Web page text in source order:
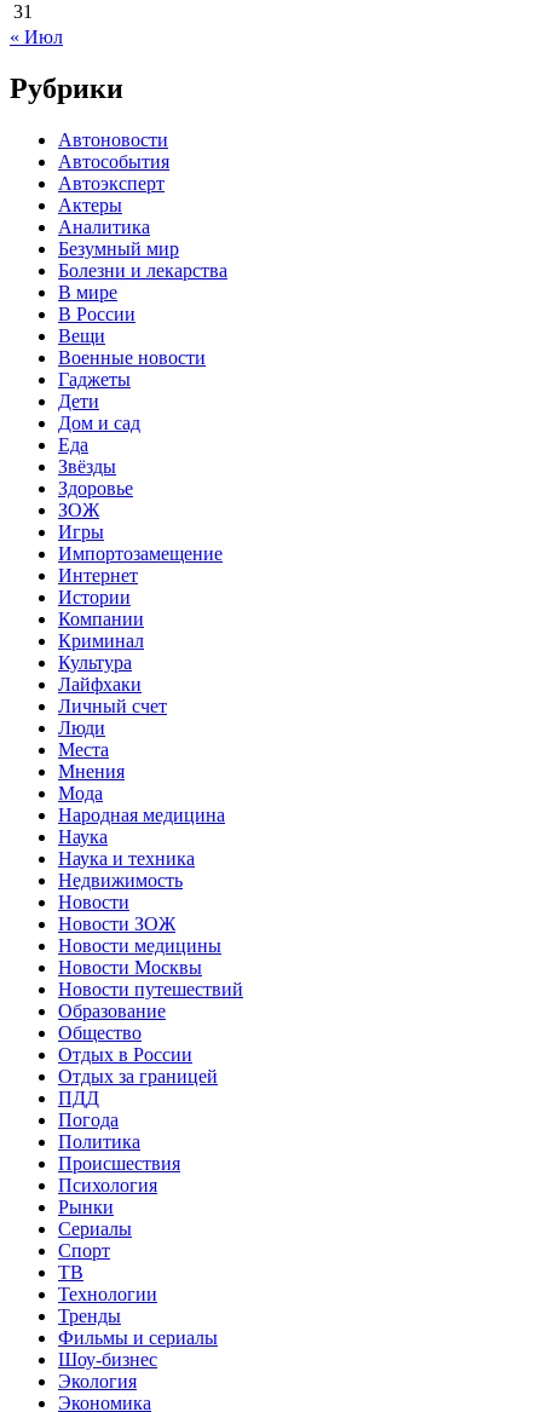
31
« Июл
Рубрики
Автоновости
Автособытия
Автоэксперт
Актеры
Аналитика
Безумный мир
Болезни и лекарства
В мире
В России
Вещи
Военные новости
Гаджеты
Дети
Дом и сад
Еда
Звёзды
Здоровье
ЗОЖ
Игры
Импортозамещение
Интернет
Истории
Компании
Криминал
Культура
Лайфхаки
Личный счет
Люди
Места
Мнения
Мода
Народная медицина
Наука
Наука и техника
Недвижимость
Новости
Новости ЗОЖ
Новости медицины
Новости Москвы
Новости путешествий
Образование
Общество
Отдых в России
Отдых за границей
ПДД
Погода
Политика
Происшествия
Психология
Рынки
Сериалы
Спорт
ТВ
Технологии
Тренды
Фильмы и сериалы
Шоу-бизнес
Экология
Экономика